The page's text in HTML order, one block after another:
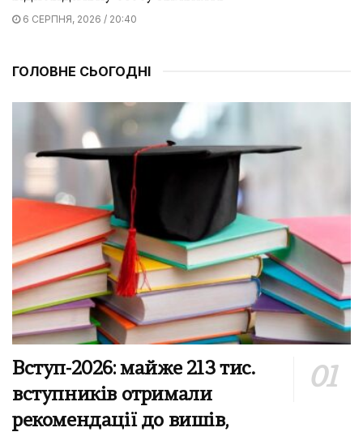
6 СЕРПНЯ, 2026 / 20:40
ГОЛОВНЕ СЬОГОДНІ
Вступ-2026: майже 213 тис.
вступників отримали
рекомендації до вишів,